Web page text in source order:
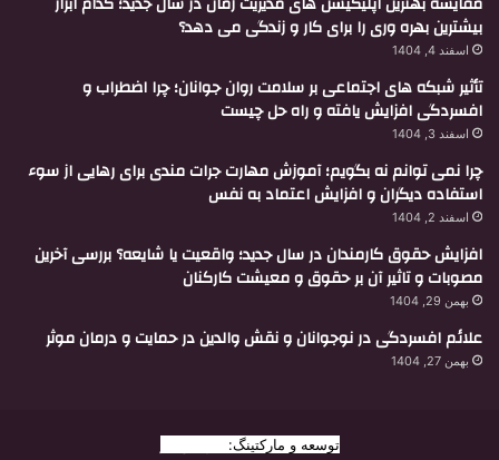
بیشترین بهره وری را برای کار و زندگی می دهد؟
اسفند 4, 1404
تأثیر شبکه های اجتماعی بر سلامت روان جوانان؛ چرا اضطراب و
افسردگی افزایش یافته و راه حل چیست
اسفند 3, 1404
چرا نمی توانم نه بگویم؛ آموزش مهارت جرات مندی برای رهایی از سوء
استفاده دیگران و افزایش اعتماد به نفس
اسفند 2, 1404
افزایش حقوق کارمندان در سال جدید؛ واقعیت یا شایعه؟ بررسی آخرین
مصوبات و تاثیر آن بر حقوق و معیشت کارکنان
بهمن 29, 1404
علائم افسردگی در نوجوانان و نقش والدین در حمایت و درمان موثر
بهمن 27, 1404
توسعه و مارکتینگ: